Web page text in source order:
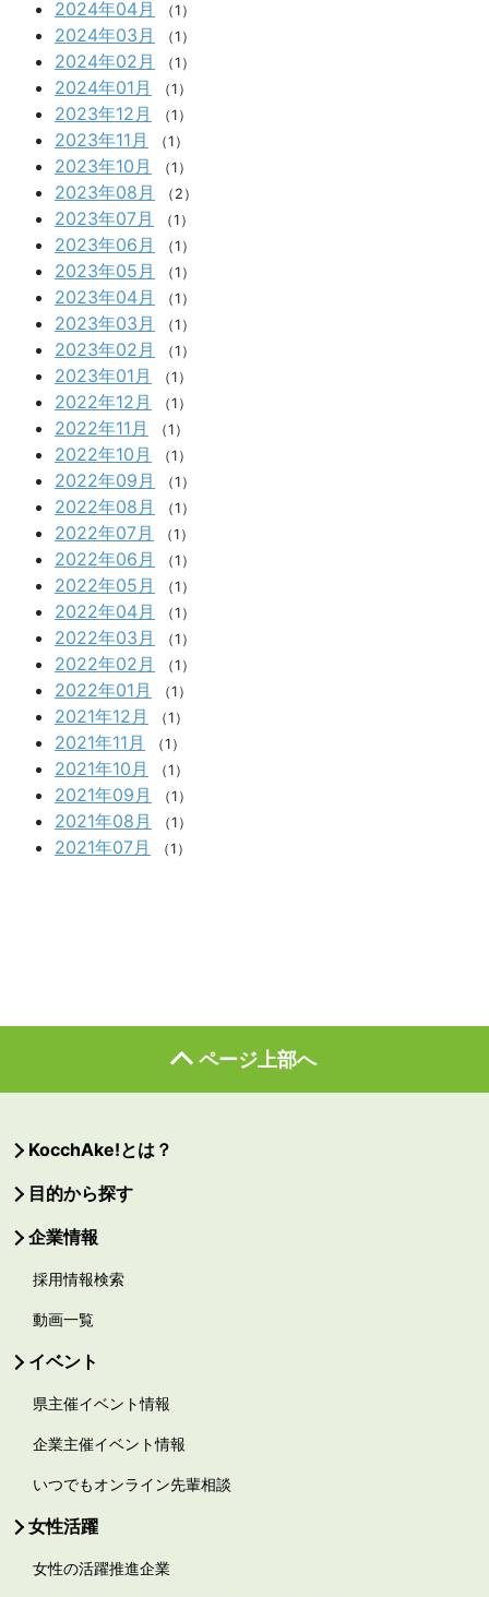
2024年04月 （1）
2024年03月 （1）
2024年02月 （1）
2024年01月 （1）
2023年12月 （1）
2023年11月 （1）
2023年10月 （1）
2023年08月 （2）
2023年07月 （1）
2023年06月 （1）
2023年05月 （1）
2023年04月 （1）
2023年03月 （1）
2023年02月 （1）
2023年01月 （1）
2022年12月 （1）
2022年11月 （1）
2022年10月 （1）
2022年09月 （1）
2022年08月 （1）
2022年07月 （1）
2022年06月 （1）
2022年05月 （1）
2022年04月 （1）
2022年03月 （1）
2022年02月 （1）
2022年01月 （1）
2021年12月 （1）
2021年11月 （1）
2021年10月 （1）
2021年09月 （1）
2021年08月 （1）
2021年07月 （1）
ページ上部へ
KocchAke!とは？
目的から探す
企業情報
採用情報検索
動画一覧
イベント
県主催イベント情報
企業主催イベント情報
いつでもオンライン先輩相談
女性活躍
女性の活躍推進企業